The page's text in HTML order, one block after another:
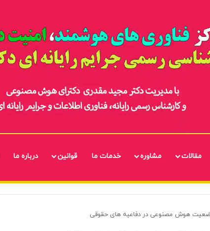
مقالات مشاوره خدمات ما قوانین درباره ما
هوش مصنوعی در دفاعیه های حقوقی